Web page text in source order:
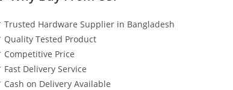
Trusted Hardware Supplier in Bangladesh
Quality Tested Product
Competitive Price
Fast Delivery Service
Cash on Delivery Available